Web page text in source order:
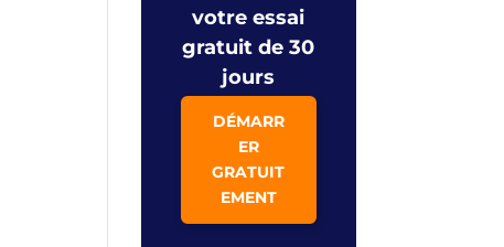
votre essai
gratuit de 30
jours
DÉMARR
ER
GRATUIT
EMENT